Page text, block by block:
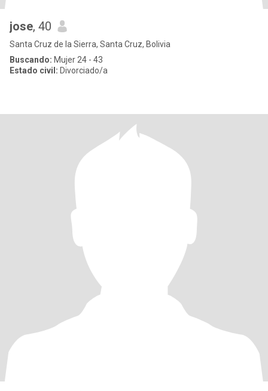
jose, 40
Santa Cruz de la Sierra, Santa Cruz, Bolivia
Buscando: Mujer 24 - 43
Estado civil: Divorciado/a